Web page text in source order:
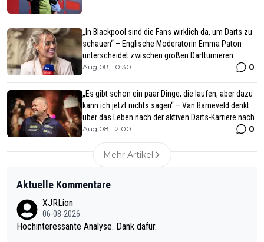
„In Blackpool sind die Fans wirklich da, um Darts zu
schauen“ – Englische Moderatorin Emma Paton
unterscheidet zwischen großen Dartturnieren
Aug 08, 10:30 0
„Es gibt schon ein paar Dinge, die laufen, aber dazu
kann ich jetzt nichts sagen“ – Van Barneveld denkt
über das Leben nach der aktiven Darts-Karriere nach
Aug 08, 12:00 0
Mehr Artikel
Aktuelle Kommentare
XJRLion
06-08-2026
Hochinteressante Analyse. Dank dafür.